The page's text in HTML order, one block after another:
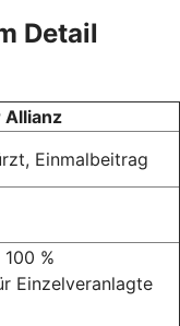
Detail
Allianz
Einmalbeitrag
%
Einzelveranlagte